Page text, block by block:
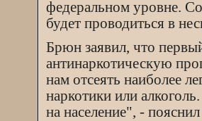
федеральном уровне.
будет проводиться в
Брюн заявил, что
антинаркотическую
нам отсеять наиболее
наркотики или
на население", -